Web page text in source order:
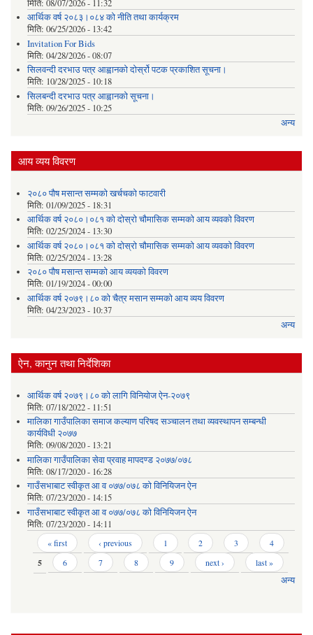
मिति: 08/07/2026 - 11:32
आर्थिक वर्ष २०८३।०८४ को नीति तथा कार्यक्रम
मिति: 06/25/2026 - 13:42
Invitation For Bids
मिति: 04/28/2026 - 08:07
सिलवन्दी दरभाउ पत्र आह्वानको दोर्स्रो पटक प्रकाशित सूचना।
मिति: 10/28/2025 - 10:18
सिलबन्दी दरभाउ पत्र आह्वानको सूचना।
मिति: 09/26/2025 - 10:25
अन्य
आय व्यय विवरण
२०८० पौष मसान्त सम्मको खर्चचको फाटवारी
मिति: 01/09/2025 - 18:31
आर्थिक वर्ष २०८०।०८१ को दोस्रो चौमासिक सम्मको आय व्यवको विवरण
मिति: 02/25/2024 - 13:30
आर्थिक वर्ष २०८०।०८१ को दोस्रो चौमासिक सम्मको आय व्यवको विवरण
मिति: 02/25/2024 - 13:28
२०८० पौष मसान्त सम्मको आय व्ययको विवरण
मिति: 01/19/2024 - 00:00
आर्थिक वर्ष २०७९।८० को चैत्र मसान सम्मको आय व्यय विवरण
मिति: 04/23/2023 - 10:37
अन्य
ऐन, कानुन तथा निर्देशिका
आर्थिक वर्ष २०७९।८० को लागि विनियोज ऐन-२०७९
मिति: 07/18/2022 - 11:51
मालिका गाउँपालिका समाज कल्याण परिषद सञ्चालन तथा व्यवस्थापन सम्बन्धी
कार्यविधी २०७७
मिति: 09/08/2020 - 13:21
मालिका गाउँपालिका सेवा प्रवाह मापदण्ड २०७७/०७८
मिति: 08/17/2020 - 16:28
गाउँसभाबाट स्वीकृत आ व ०७७/०७८ को विनियिजन ऐन
मिति: 07/23/2020 - 14:15
गाउँसभाबाट स्वीकृत आ व ०७७/०७८ को विनियिजन ऐन
मिति: 07/23/2020 - 14:11
Pages « first ‹ previous 1 2 3 4
5 6 7 8 9 next › last »
अन्य